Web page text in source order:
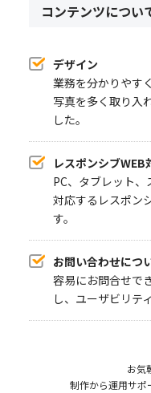
コンテンツについ
デザイン
業務を分かりやす
写真を多く取り入
した。
レスポンシブWEB
PC、タブレット
対応するレスポン
す。
お問い合わせにつ
容易にお問合せで
し、ユーザビリテ
お気
制作から運用サポ